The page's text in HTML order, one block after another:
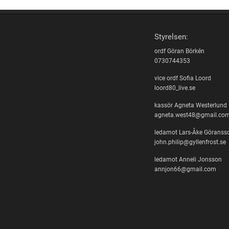
Styrelsen:
ordf Göran Börkén
0730744353
vice ordf Sofia Loord
loord80_live.se
kassör Agneta Westerlund
ledamot Lars-Åke
john.philip@gyllenfrost.se
ledamot Anneli Jonsson
annjon66@gmail.com